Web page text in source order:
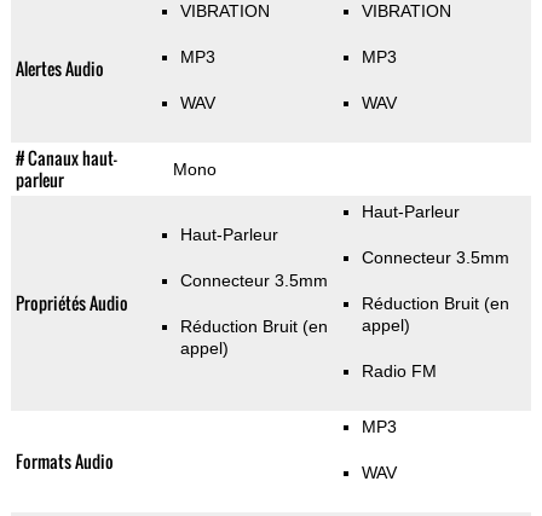
Alertes Audio
VIBRATION
MP3
WAV
VIBRATION
MP3
WAV
# Canaux haut-
parleur
Mono
Propriétés Audio
Haut-Parleur
Connecteur 3.5mm
Réduction Bruit (en
appel)
Haut-Parleur
Connecteur 3.5mm
Réduction Bruit (en
appel)
Radio FM
Formats Audio
MP3
WAV